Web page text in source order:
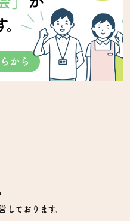
ております。